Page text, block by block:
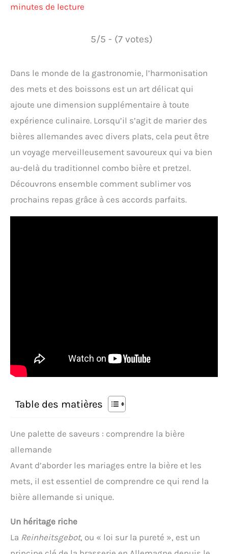
minutes de lecture
5/5 - (7 votes)
Dans le monde de la gastronomie, l’harmonisation
des mets et des boissons est un art délicat qui
ajoute une dimension supplémentaire à toute
expérience culinaire. Lorsqu’il s’agit de marier des
bières allemandes avec divers plats, cela peut être
un voyage merveilleusement savoureux qui va bien
au-delà du traditionnel combo bière et pretzel.
Découvrons ensemble comment sublimer vos
prochains repas grâce à ces accords parfaits.
Table des matières
Une palette de saveurs : comprendre la bière
allemande
Avant d’aborder les mariages entre la bière et les
mets, il est essentiel de comprendre ce qui rend la
bière allemande si unique.
Un héritage riche
La Reinheitsgebot, ou « loi sur la pureté », est un